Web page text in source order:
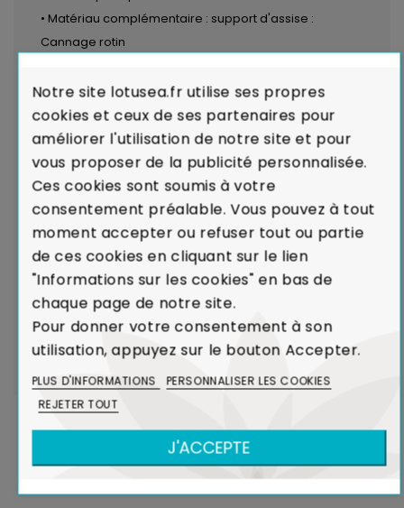
• Matériau complémentaire : support d'assise :
Cannage rotin
LIVRAISON par transporteurs spécialisés :Voir les
modalités de livraison
Garantie de Conformité : Satisfait ou
Remboursé.En cas de défaut majeur sur un produit
reçu ou de non-conformité par rapport à votre
commande, nous remplaçons aussitôt votre meuble.
Voir Charte de Qualité
En Asie, cohabitent de nombreuses variétés de
rotin, seules les meilleures qualités sont
sélectionnées.
DANS LA MÊME COLLECTION
Notre site lotusea.fr utilise ses propres
cookies et ceux de ses partenaires pour
améliorer l'utilisation de notre site et pour
vous proposer de la publicité personnalisée.
Ces cookies sont soumis à votre
consentement préalable. Vous pouvez à tout
moment accepter ou refuser tout ou partie
de ces cookies en cliquant sur le lien
"Informations sur les cookies" en bas de
chaque page de notre site.
Pour donner votre consentement à son
utilisation, appuyez sur le bouton Accepter.
PLUS D'INFORMATIONS
PERSONNALISER LES COOKIES
REJETER TOUT
J'ACCEPTE